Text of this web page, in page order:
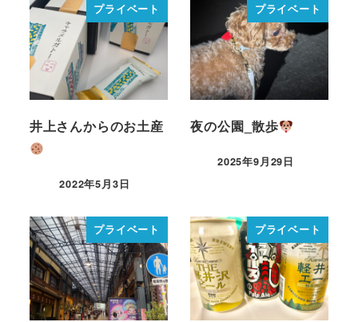
プライベート
井上さんからのお土産
2022年5月3日
プライベート
夜の公園_散歩
2025年9月29日
プライベート プライベート